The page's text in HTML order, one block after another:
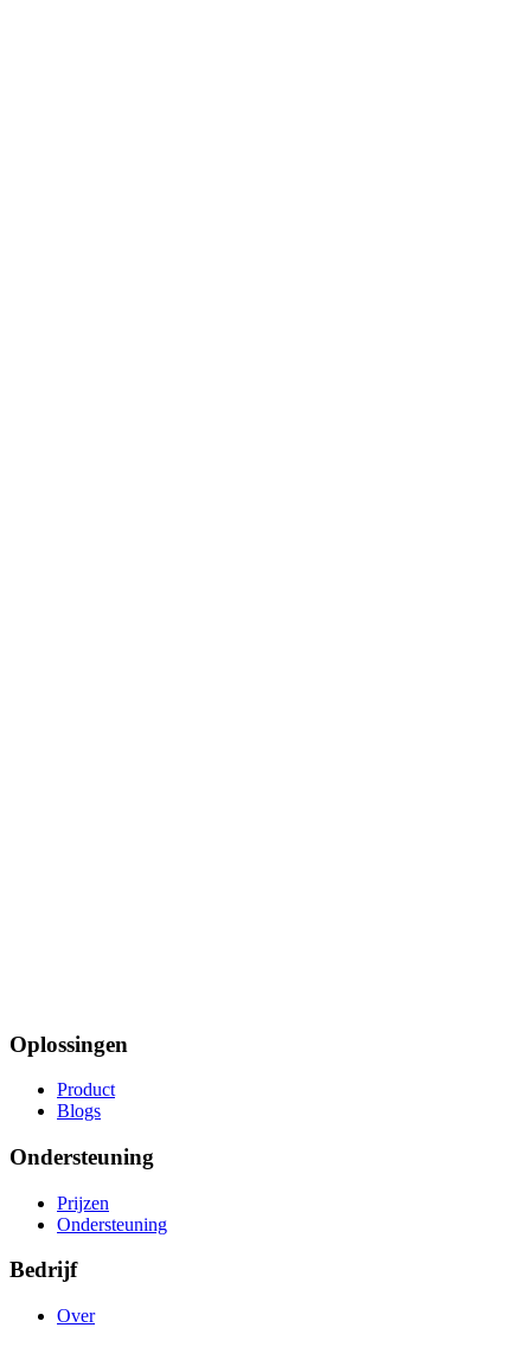
Oplossingen
Product
Blogs
Ondersteuning
Prijzen
Ondersteuning
Bedrijf
Over